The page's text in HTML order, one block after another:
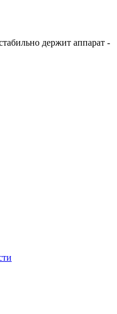
держит аппарат -